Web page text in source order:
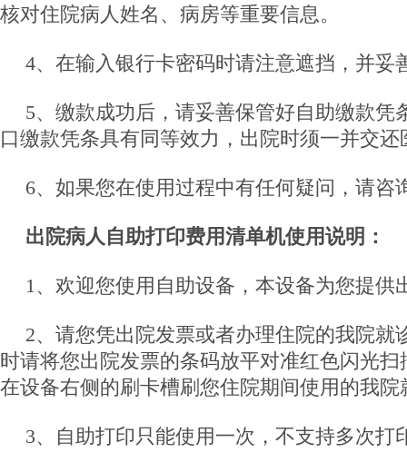
核对住院病人姓名、病房等重要信息。
4、在输入银行卡密码时请注意遮挡，并妥
5、缴款成功后，请妥善保管好自助缴款凭
口缴款凭条具有同等效力，出院时须一并交
6、如果您在使用过程中有任何疑问，请咨
出院病人自助打印费用清单机使用说明：
1、欢迎您使用自助设备，本设备为您提供
2、请您凭出院发票或者办理住院的我院就
时请将您出院发票的条码放平对准红色闪光
在设备右侧的刷卡槽刷您住院期间使用的我院
3、自助打印只能使用一次，不支持多次打